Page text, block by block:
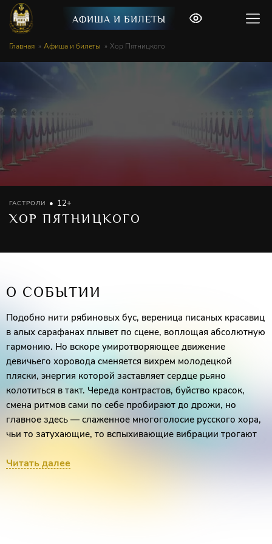
АФИША И БИЛЕТЫ
Главная Афиша и билеты Хор Пятницкого
ГАСТРОЛИ 12+
ХОР ПЯТНИЦКОГО
О СОБЫТИИ
Подобно нити рябиновых бус, вереница писаных красавиц
в алых сарафанах плывет по сцене, воплощая абсолютную
гармонию. Но вскоре умиротворяющее движение
девичьего хоровода сменяется вихрем молодецкой
пляски, энергия которой заставляет сердце рьяно
колотиться в такт. Череда контрастов, буйство красок,
смена ритмов сами по себе пробирают до дрожи, но
главное здесь — слаженное многоголосие русского хора,
чьи то затухающие, то вспыхивающие вибрации трогают
вступает в резонанс с внутренней мелодией слушателя,
Читать далее